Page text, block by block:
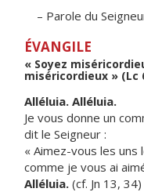
– Parole du
ÉVANGILE
« Soyez
miséricordieux » (Lc
Alléluia. Alléluia.
Je vous donne un
dit le Seigneur :
« Aimez-vous les uns
comme je vous ai
Alléluia. (cf. Jn 13, 34)